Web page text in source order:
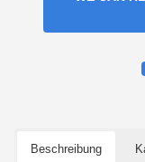
Beschreibung